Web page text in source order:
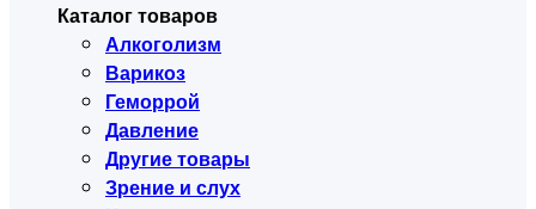
Каталог товаров
Алкоголизм
Варикоз
Геморрой
Давление
Другие товары
Зрение и слух